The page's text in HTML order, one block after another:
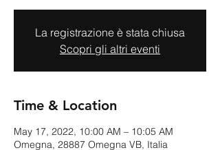
La registrazione è stata chiusa
Scopri gli altri eventi
Time & Location
May 17, 2022, 10:00 AM – 10:05 AM
Omegna, 28887 Omegna VB, Italia